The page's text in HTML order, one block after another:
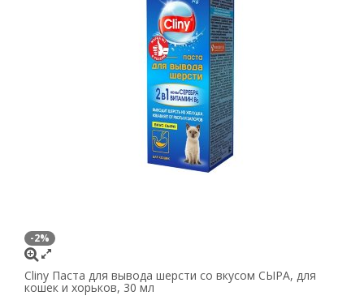
-2%
Cliny Паста для вывода шерсти со вкусом СЫРА, для
кошек и хорьков, 30 мл